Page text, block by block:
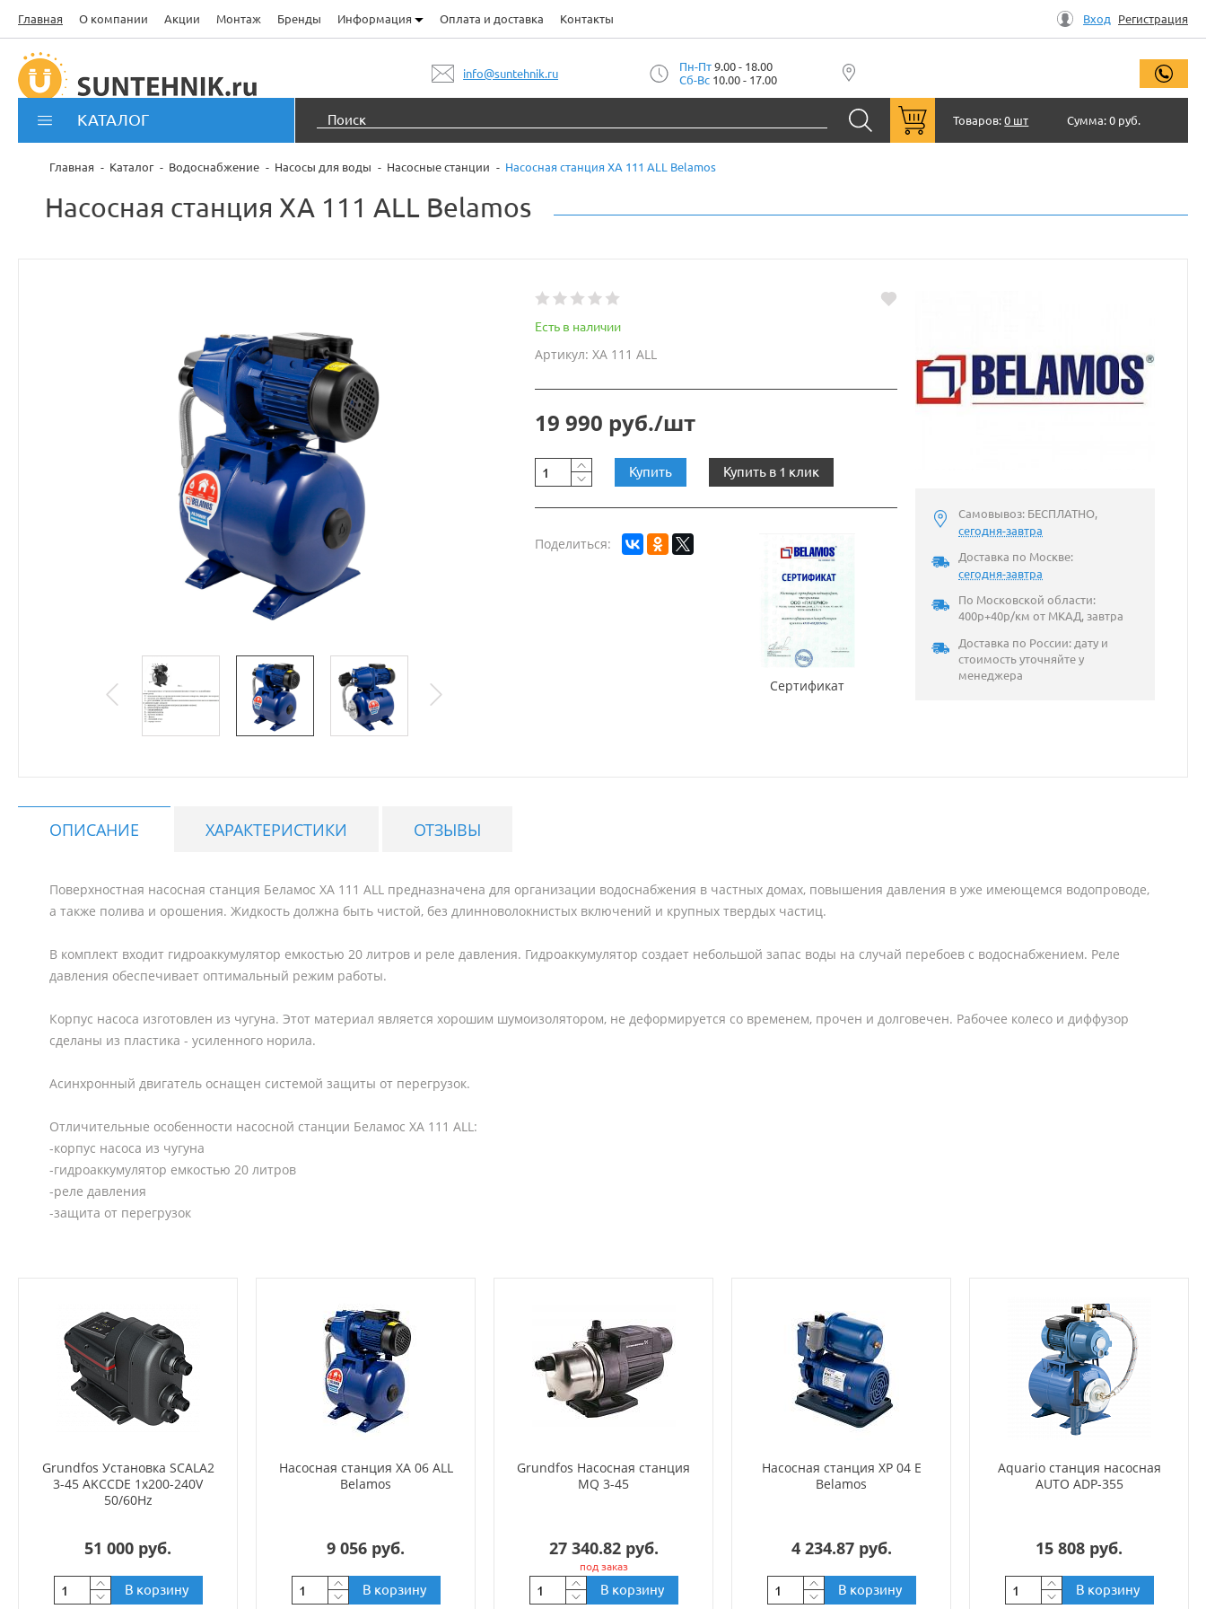
Главная О компании Акции Монтаж Бренды Информация Оплата и доставка Контакты Вход Регистрация
info@suntehnik.ru Пн-Пт9.00 - 18.00
Сб-Вс10.00 - 17.00
КАТАЛОГ Товаров:0 шт Сумма:0 руб.
Главная Каталог Водоснабжение Насосы для воды Насосные станции Насосная станция XA 111 ALL Belamos
Насосная станция XA 111 ALL Belamos
Есть в наличии
Артикул: XA 111 ALL
19 990 руб./шт
Купить Купить в 1 клик
Поделиться:
Сертификат
Самовывоз: БЕСПЛАТНО,
сегодня-завтра
Доставка по Москве:
сегодня-завтра
По Московской области:
400р+40р/км от МКАД, завтра
Доставка по России: дату и
стоимость уточняйте у
менеджера
ОПИСАНИЕ ХАРАКТЕРИСТИКИ ОТЗЫВЫ
Поверхностная насосная станция Беламос XA 111 ALL предназначена для организации водоснабжения в частных домах, повышения давления в уже имеющемся водопроводе,
а также полива и орошения. Жидкость должна быть чистой, без длинноволокнистых включений и крупных твердых частиц.
В комплект входит гидроаккумулятор емкостью 20 литров и реле давления. Гидроаккумулятор создает небольшой запас воды на случай перебоев с водоснабжением. Реле
давления обеспечивает оптимальный режим работы.
Корпус насоса изготовлен из чугуна. Этот материал является хорошим шумоизолятором, не деформируется со временем, прочен и долговечен. Рабочее колесо и диффузор
сделаны из пластика - усиленного норила.
Асинхронный двигатель оснащен системой защиты от перегрузок.
Отличительные особенности насосной станции Беламос XA 111 ALL:
-корпус насоса из чугуна
-гидроаккумулятор емкостью 20 литров
-реле давления
-защита от перегрузок
Grundfos Установка SCALA2
3-45 AKCCDE 1x200-240V
50/60Hz
51 000 руб.
В корзину
Насосная станция XA 06 ALL
Belamos
9 056 руб.
В корзину
Grundfos Насосная станция
MQ 3-45
27 340.82 руб.
под заказ
В корзину
Насосная станция XP 04 E
Belamos
4 234.87 руб.
В корзину
Aquario станция насосная
AUTO ADP-355
15 808 руб.
В корзину